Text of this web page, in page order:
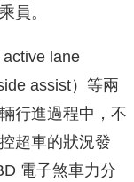
員。
lane
assist）等兩
行進過程中，不
超車的狀況發
電子煞車力分